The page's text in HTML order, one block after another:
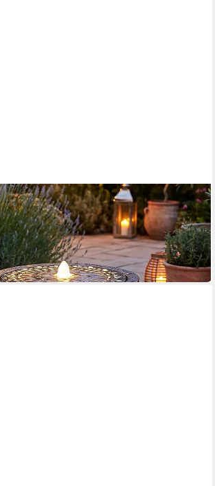
Springbrunnen Lichtspiel rund